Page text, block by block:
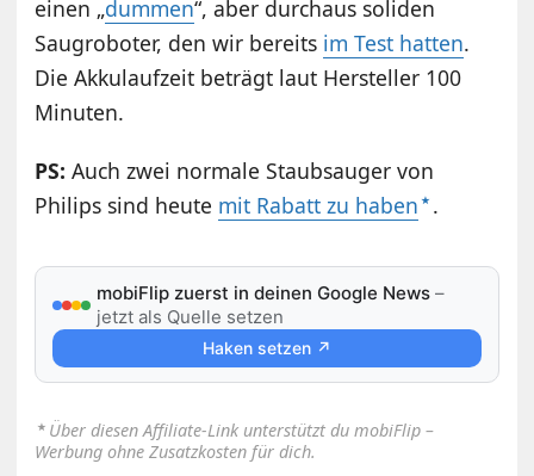
einen „dummen“, aber durchaus soliden
Saugroboter, den wir bereits im Test hatten.
Die Akkulaufzeit beträgt laut Hersteller 100
Minuten.
PS: Auch zwei normale Staubsauger von
Philips sind heute mit Rabatt zu haben .
mobiFlip zuerst in deinen Google News –
jetzt als Quelle setzen
Haken setzen ↗
⋆ Über diesen Affiliate-Link unterstützt du mobiFlip –
Werbung ohne Zusatzkosten für dich.